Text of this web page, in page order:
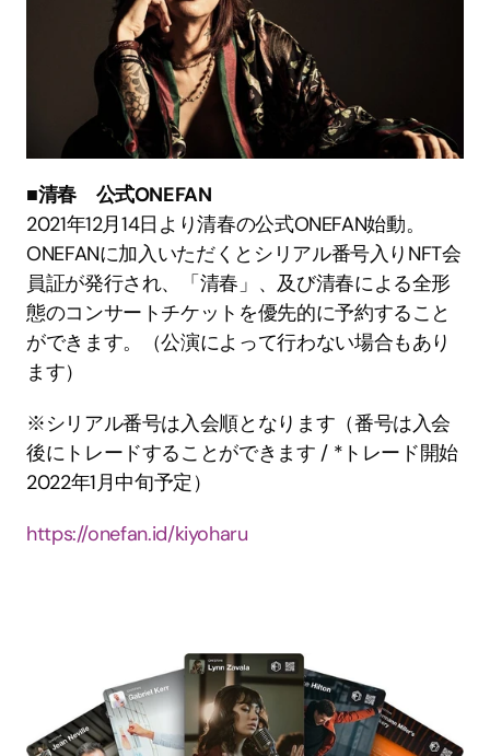
■清春　公式ONEFAN
2021年12月14日より清春の公式ONEFAN始動。
ONEFANに加入いただくとシリアル番号入りNFT会
員証が発行され、「清春」、及び清春による全形
態のコンサートチケットを優先的に予約すること
ができます。（公演によって行わない場合もあり
ます）
※シリアル番号は入会順となります（番号は入会
後にトレードすることができます / *トレード開始
2022年1月中旬予定）
https://onefan.id/kiyoharu